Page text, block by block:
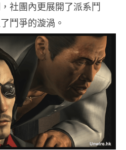
社團內更展開了派系鬥
鬥爭的漩渦。